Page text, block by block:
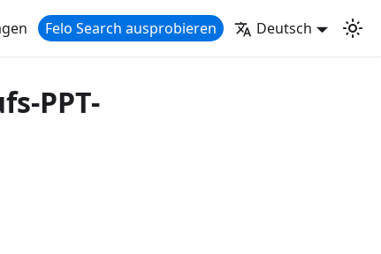
Felo Search ausprobieren Deutsch
PPT-